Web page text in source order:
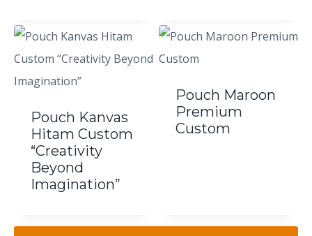
Pouch Kanvas
Hitam Custom
“Creativity
Beyond
Imagination”
Pouch Maroon
Premium
Custom